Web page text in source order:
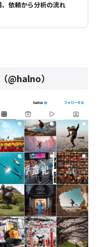
依頼から分析の流れ
@halno）